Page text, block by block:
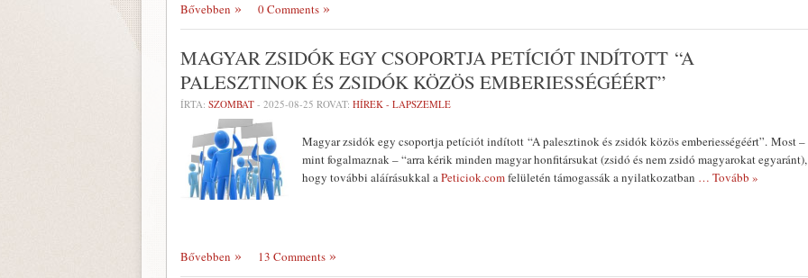
Bővebben 0 Comments
MAGYAR ZSIDÓK EGY CSOPORTJA PETÍCIÓT INDÍTOTT “A
PALESZTINOK ÉS ZSIDÓK KÖZÖS EMBERIESSÉGÉÉRT”
ÍRTA: SZOMBAT - 2025-08-25 ROVAT: HÍREK - LAPSZEMLE
Magyar zsidók egy csoportja petíciót indított “A palesztinok és zsidók közös emberiességéért”. Most –
mint fogalmaznak – “arra kérik minden magyar honfitársukat (zsidó és nem zsidó magyarokat egyaránt),
hogy további aláírásukkal aPeticiok.comfelületén támogassák a nyilatkozatban … Tovább »
Bővebben 13 Comments